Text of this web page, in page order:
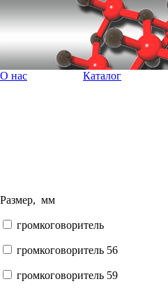
О нас Каталог
Размер, мм
громкоговоритель
громкоговоритель 56
громкоговоритель 59